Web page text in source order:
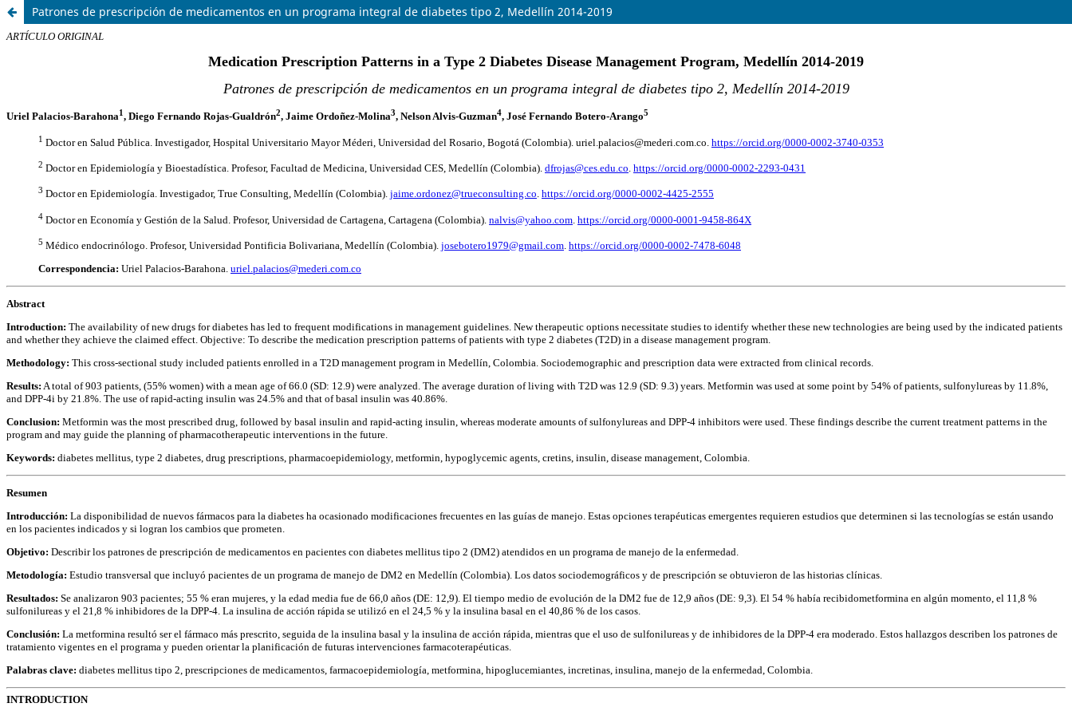
Patrones de prescripción de medicamentos en un programa integral de diabetes tipo 2, Medellín 2014-2019